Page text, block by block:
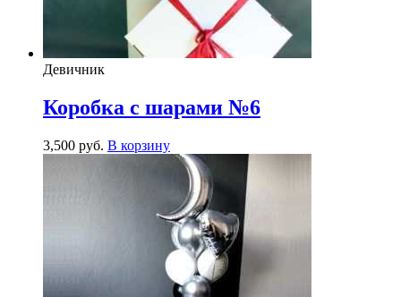
Девичник
Коробка с шарами №6
3,500 руб. В корзину